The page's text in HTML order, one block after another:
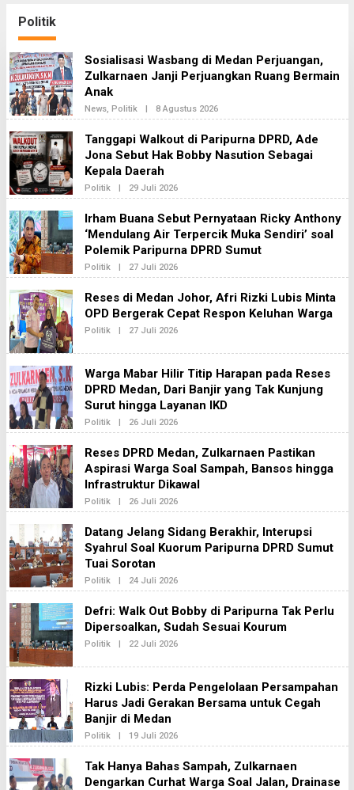
Nugroho Terkait Dugaan
Kasus Notifikasi
Perbankan
Politik
Sosialisasi Wasbang di Medan Perjuangan,
Zulkarnaen Janji Perjuangkan Ruang Bermain
Anak
News, Politik | 8 Agustus 2026O
L
H
R
K
I
2
Tanggapi Walkout di Paripurna DPRD, Ade
Jona Sebut Hak Bobby Nasution Sebagai
Kepala Daerah
Politik | 29 Juli 2026O
L
H
R
D
A
K
I
2
Irham Buana Sebut Pernyataan Ricky Anthony
‘Mendulang Air Terpercik Muka Sendiri’ soal
Polemik Paripurna DPRD Sumut
Politik | 27 Juli 2026O
L
H
R
D
K
S
I
2
Reses di Medan Johor, Afri Rizki Lubis Minta
OPD Bergerak Cepat Respon Keluhan Warga
Politik | 27 Juli 2026O
E
R
E
D
A
S
2
Warga Mabar Hilir Titip Harapan pada Reses
DPRD Medan, Dari Banjir yang Tak Kunjung
Surut hingga Layanan IKD
Politik | 26 Juli 2026O
L
H
R
D
A
K
I
2
Reses DPRD Medan, Zulkarnaen Pastikan
Aspirasi Warga Soal Sampah, Bansos hingga
Infrastruktur Dikawal
Politik | 26 Juli 2026O
L
H
R
A
K
I
2
Datang Jelang Sidang Berakhir, Interupsi
Syahrul Soal Kuorum Paripurna DPRD Sumut
Tuai Sorotan
Politik | 24 Juli 2026O
L
H
R
D
K
S
I
2
Defri: Walk Out Bobby di Paripurna Tak Perlu
Dipersoalkan, Sudah Sesuai Kourum
Politik | 22 Juli 2026O
E
R
E
D
S
2
Rizki Lubis: Perda Pengelolaan Persampahan
Harus Jadi Gerakan Bersama untuk Cegah
Banjir di Medan
Politik | 19 Juli 2026O
L
H
R
Tak Hanya Bahas Sampah, Zulkarnaen
Dengarkan Curhat Warga Soal Jalan, Drainase